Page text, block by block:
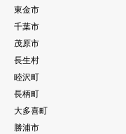
東金市
千葉市
茂原市
長生村
睦沢町
長柄町
大多喜町
勝浦市